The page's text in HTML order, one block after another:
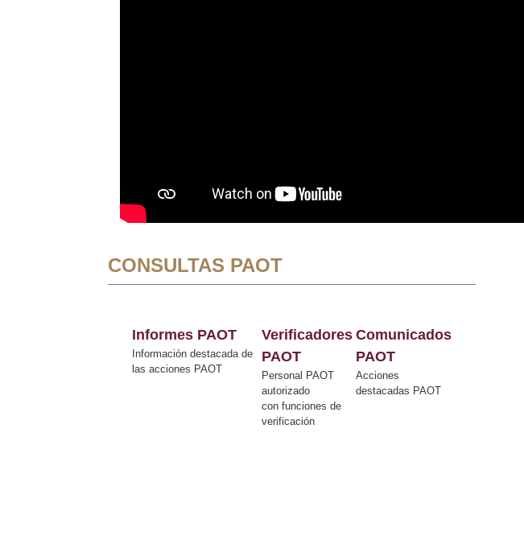
CONSULTAS PAOT
Informes PAOT
Información destacada de
las acciones PAOT
Verificadores
PAOT
Personal PAOT
autorizado
con funciones de
verificación
Comunicados
PAOT
Acciones
destacadas PAOT